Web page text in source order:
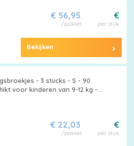
€
per stuk
€ 56,95
/pakket
Bekijken
- 3 stucks - S - 90
voor kinderen van 9-12 kg -
voor zindelijkheidstraining -
€
per stuk
€ 22,03
/pakket